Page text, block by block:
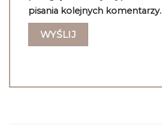
pisania kolejnych komentarzy.